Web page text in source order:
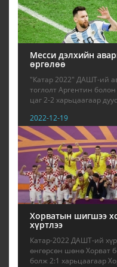
Месси дэлхийн
өргөлөө
"Катар 2022" ДАШТ-ий
тоглолт Аргентин
цаг 2-2 харьцаагаар
2022-12-19
Хорватын шигшээ
хүртлээ
Катар-2022 ДАШТ-ий
өнгөрсөн шөнө Хорват
болж 2:1 харьцаагаар